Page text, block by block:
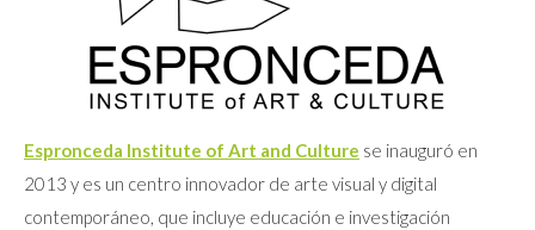
Espronceda Institute of Art and Culture se inauguró en
2013 y es un centro innovador de arte visual y digital
contemporáneo, que incluye educación e investigación